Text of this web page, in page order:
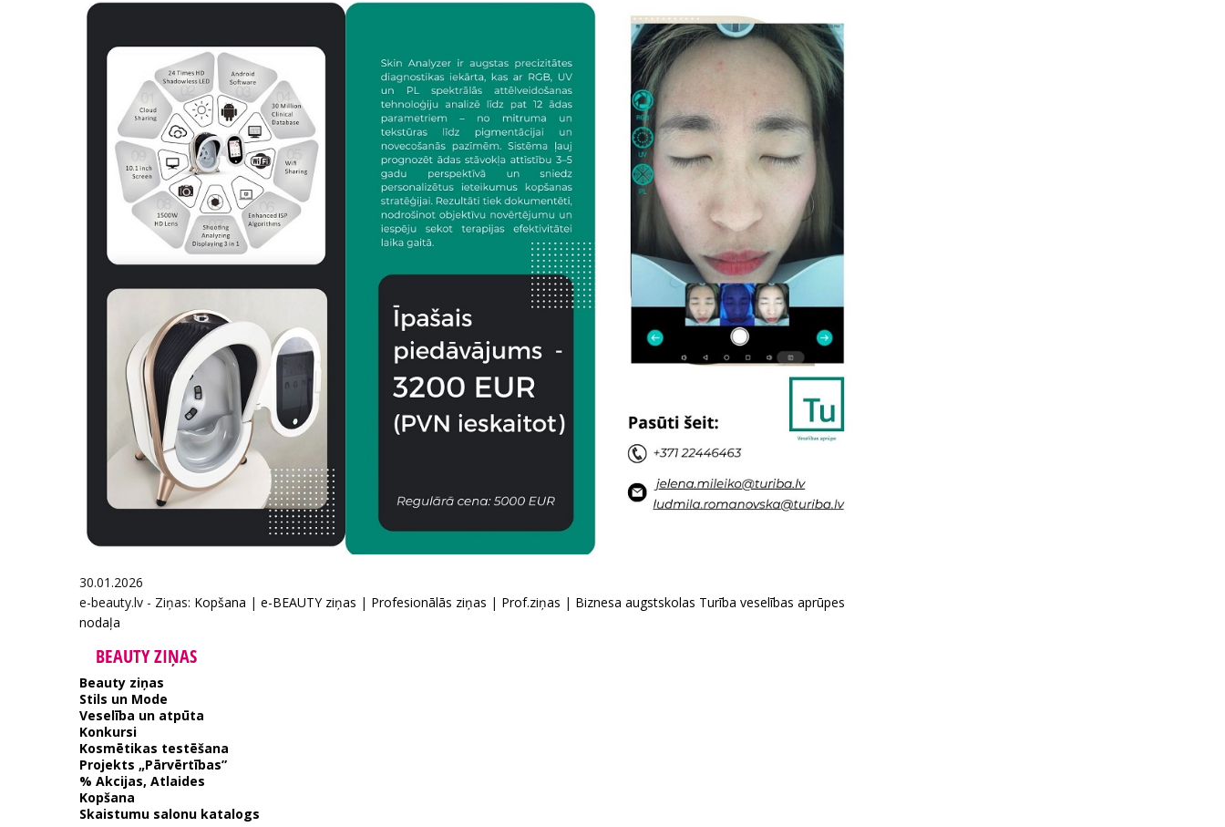
30.01.2026
e-beauty.lv - Ziņas: Kopšana | e-BEAUTY ziņas | Profesionālās ziņas | Prof.ziņas | Biznesa augstskolas Turība veselības aprūpes
nodaļa
BEAUTY ZIŅAS
Beauty ziņas
Stils un Mode
Veselība un atpūta
Konkursi
Kosmētikas testēšana
Projekts „Pārvērtības”
% Akcijas, Atlaides
Kopšana
Skaistumu salonu katalogs